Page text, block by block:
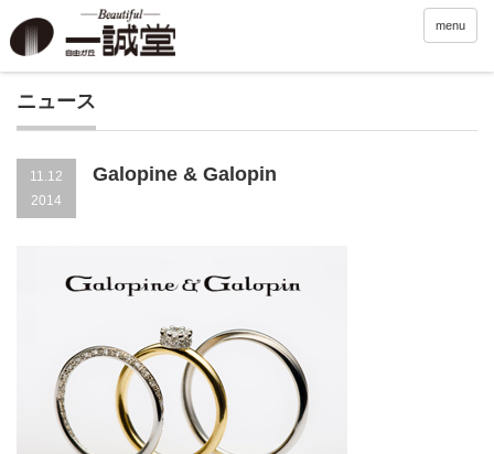
menu
ニュース
11.12
2014
Galopine & Galopin